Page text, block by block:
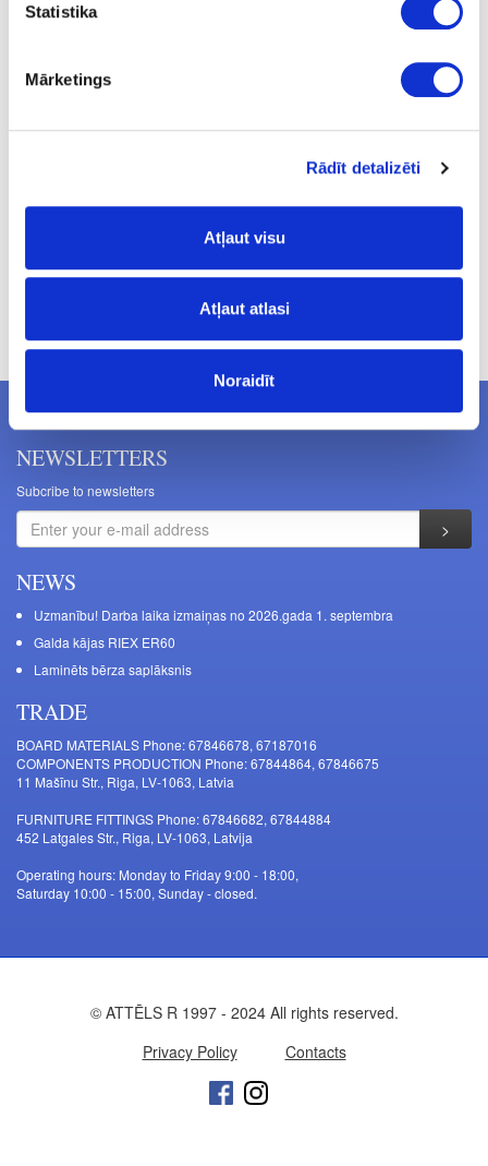
Statistika
Mārketings
Rādīt detalizēti
Atļaut visu
Atļaut atlasi
Noraidīt
adhesive
Prices excluding VAT. The indicated prices may be changed
NEWSLETTERS
Subcribe to newsletters
NEWS
Uzmanību! Darba laika izmaiņas no 2026.gada 1. septembra
Galda kājas RIEX ER60
Laminēts bērza saplāksnis
TRADE
BOARD MATERIALS Phone: 67846678, 67187016
COMPONENTS PRODUCTION Phone: 67844864, 67846675
11 Mašīnu Str., Riga, LV-1063, Latvia
FURNITURE FITTINGS Phone: 67846682, 67844884
452 Latgales Str., Riga, LV-1063, Latvija
Operating hours: Monday to Friday 9:00 - 18:00,
Saturday 10:00 - 15:00, Sunday - closed.
© ATTĒLS R 1997 - 2024 All rights reserved.
Privacy Policy
Contacts